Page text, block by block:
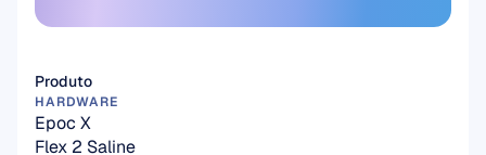
Produto
HARDWARE
Epoc X
Flex 2 Saline